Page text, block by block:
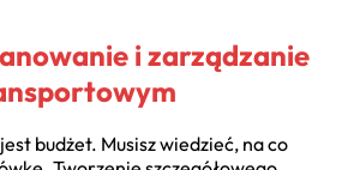
i zarządzanie
budżet. Musisz wiedzieć, na co